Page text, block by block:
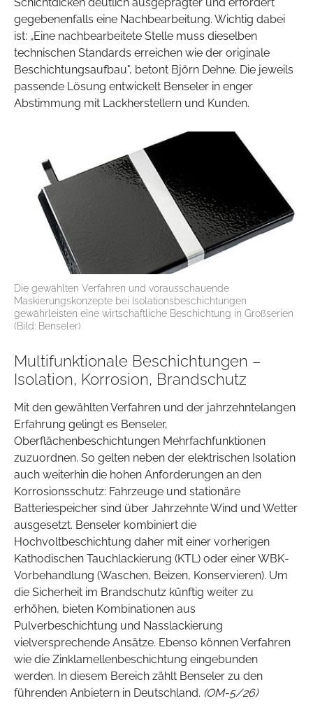
gegebenenfalls eine Nachbearbeitung. Wichtig dabei
ist: „Eine nachbearbeitete Stelle muss dieselben
technischen Standards erreichen wie der originale
Beschichtungsaufbau", betont Björn Dehne. Die jeweils
passende Lösung entwickelt Benseler in enger
Abstimmung mit Lackherstellern und Kunden.
Die gewählten Verfahren und vorausschauende
Maskierungskonzepte bei Isolationsbeschichtungen
gewährleisten eine wirtschaftliche Beschichtung in Großserien
(Bild: Benseler)
Multifunktionale Beschichtungen –
Isolation, Korrosion, Brandschutz
Mit den gewählten Verfahren und der jahrzehntelangen
Erfahrung gelingt es Benseler,
Oberflächenbeschichtungen Mehrfachfunktionen
zuzuordnen. So gelten neben der elektrischen Isolation
auch weiterhin die hohen Anforderungen an den
Korrosionsschutz: Fahrzeuge und stationäre
Batteriespeicher sind über Jahrzehnte Wind und Wetter
ausgesetzt. Benseler kombiniert die
Hochvoltbeschichtung daher mit einer vorherigen
Kathodischen Tauchlackierung (KTL) oder einer WBK-
Vorbehandlung (Waschen, Beizen, Konservieren). Um
die Sicherheit im Brandschutz künftig weiter zu
erhöhen, bieten Kombinationen aus
Pulverbeschichtung und Nasslackierung
vielversprechende Ansätze. Ebenso können Verfahren
wie die Zinklamellenbeschichtung eingebunden
werden. In diesem Bereich zählt Benseler zu den
führenden Anbietern in Deutschland. (OM-5/26)